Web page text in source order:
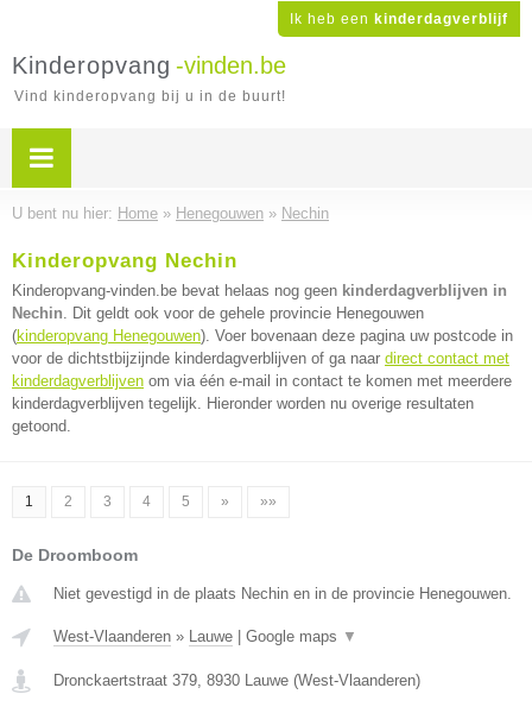
Ik heb een kinderdagverblijf
Kinderopvang -vinden.be
Vind kinderopvang bij u in de buurt!
U bent nu hier: Home » Henegouwen » Nechin
Kinderopvang Nechin
Kinderopvang-vinden.be bevat helaas nog geen kinderdagverblijven in
Nechin. Dit geldt ook voor de gehele provincie Henegouwen
(kinderopvang Henegouwen). Voer bovenaan deze pagina uw postcode in
voor de dichtstbijzijnde kinderdagverblijven of ga naar direct contact met
kinderdagverblijven om via één e-mail in contact te komen met meerdere
kinderdagverblijven tegelijk. Hieronder worden nu overige resultaten
getoond.
1 2 3 4 5 » »»
De Droomboom
Niet gevestigd in de plaats Nechin en in de provincie Henegouwen.
West-Vlaanderen » Lauwe Google maps ▼
Dronckaertstraat 379, 8930 Lauwe (West-Vlaanderen)